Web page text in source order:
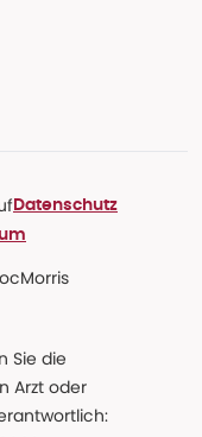
Datenschutz
Sie die
Arzt oder